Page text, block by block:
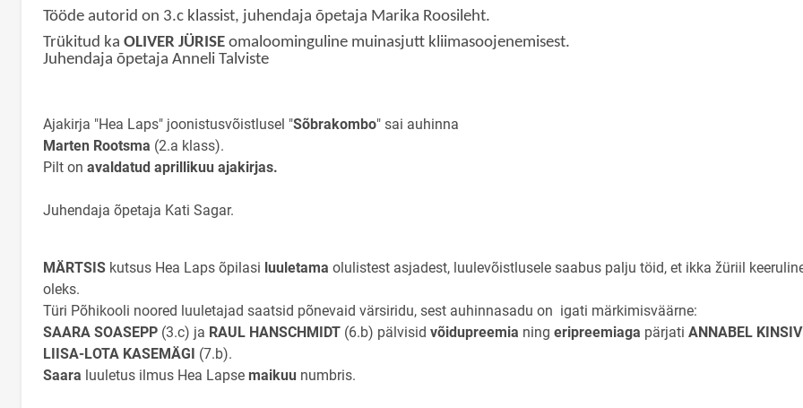
Tööde autorid on 3.c klassist, juhendaja õpetaja Marika Roosileht.
Trükitud ka OLIVER JÜRISE omaloominguline muinasjutt kliimasoojenemisest.
Juhendaja õpetaja Anneli Talviste
Ajakirja "Hea Laps" joonistusvõistlusel "Sõbrakombo" sai auhinna
Marten Rootsma (2.a klass).
Pilt on avaldatud aprillikuu ajakirjas.
Juhendaja õpetaja Kati Sagar.
MÄRTSIS kutsus Hea Laps õpilasi luuletama olulistest asjadest, luulevõistlusele saabus palju töid, et ikka žüriil
oleks.
Türi Põhikooli noored luuletajad saatsid põnevaid värsiridu, sest auhinnasadu on igati märkimisväärne:
SAARA SOASEPP (3.c) ja RAUL HANSCHMIDT (6.b) pälvisid võidupreemia ning eripreemiaga pärjati ANNABEL
LIISA-LOTA KASEMÄGI (7.b).
Saara luuletus ilmus Hea Lapse maikuu numbris.